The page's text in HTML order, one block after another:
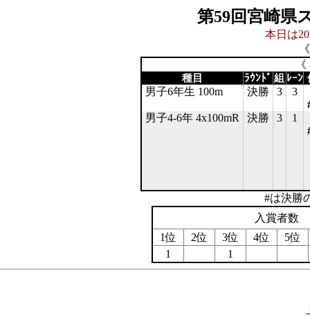
第59回宮崎県
本日は
種目 ﾗｳﾝﾄﾞ 組 ﾚｰﾝ
男子6年生 100m 決勝 3 3
男子4-6年 4x100mR
決勝 3 1
#は決勝
入賞者数
1位
2位 3位 4位
5位
1
1